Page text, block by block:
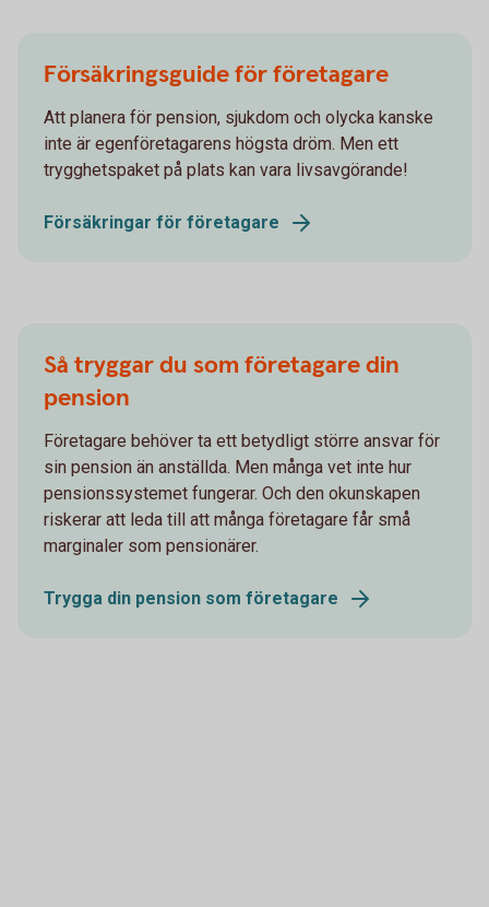
Försäkringsguide för företagare
Att planera för pension, sjukdom och olycka kanske
inte är egenföretagarens högsta dröm. Men ett
trygghetspaket på plats kan vara livsavgörande!
Försäkringar för företagare
Så tryggar du som företagare din
pension
Företagare behöver ta ett betydligt större ansvar för
sin pension än anställda. Men många vet inte hur
pensionssystemet fungerar. Och den okunskapen
riskerar att leda till att många företagare får små
marginaler som pensionärer.
Trygga din pension som företagare